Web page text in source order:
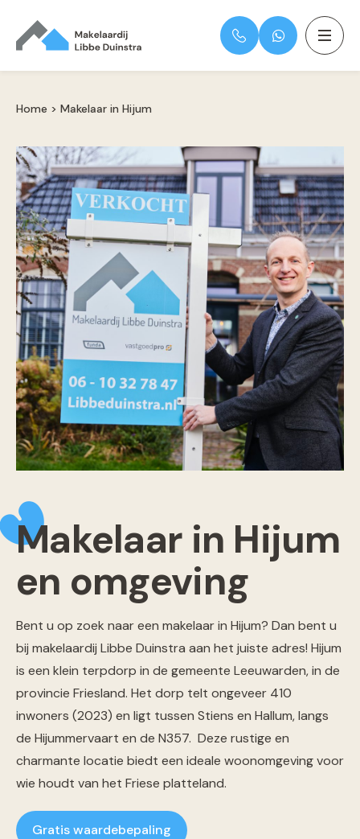
Home > Makelaar in Hijum
Makelaar in Hijum
en omgeving
Bent u op zoek naar een makelaar in Hijum? Dan bent u
bij makelaardij Libbe Duinstra aan het juiste adres! Hijum
is een klein terpdorp in de gemeente Leeuwarden, in de
provincie Friesland. Het dorp telt ongeveer 410
inwoners (2023) en ligt tussen Stiens en Hallum, langs
de Hijummervaart en de N357. Deze rustige en
charmante locatie biedt een ideale woonomgeving voor
wie houdt van het Friese platteland.
Gratis waardebepaling